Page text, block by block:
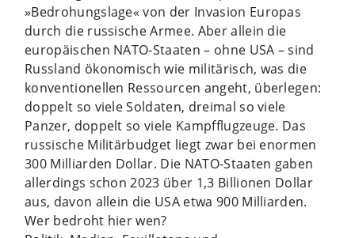
»Bedrohungslage« von der Invasion Europas
durch die russische Armee. Aber allein die
europäischen NATO-Staaten – ohne USA – sind
Russland ökonomisch wie militärisch, was die
konventionellen Ressourcen angeht, überlegen:
doppelt so viele Soldaten, dreimal so viele
Panzer, doppelt so viele Kampfflugzeuge. Das
russische Militärbudget liegt zwar bei enormen
300 Milliarden Dollar. Die NATO-Staaten gaben
allerdings schon 2023 über 1,3 Billionen Dollar
aus, davon allein die USA etwa 900 Milliarden.
Wer bedroht hier wen?